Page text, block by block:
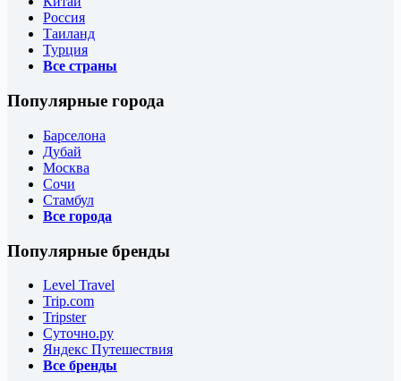
Россия
Таиланд
Турция
Все страны
Популярные города
Барселона
Дубай
Москва
Сочи
Стамбул
Все города
Популярные бренды
Level Travel
Trip.com
Tripster
Суточно.ру
Яндекс Путешествия
Все бренды